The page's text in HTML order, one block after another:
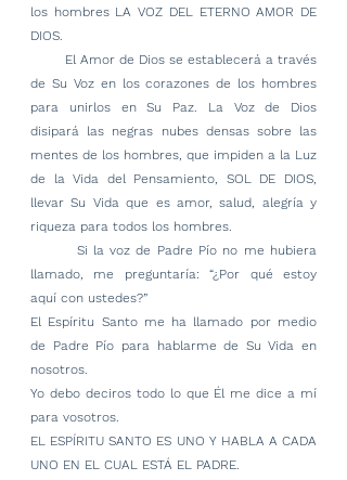
los hombres LA VOZ DEL ETERNO AMOR DE
DIOS.
de Su Voz en los corazones de los hombres
para unirlos en Su Paz. La Voz de Dios
disipará las negras nubes densas sobre las
mentes de los hombres, que impiden a la Luz
de la Vida del Pensamiento, SOL DE DIOS,
llevar Su Vida que es amor, salud, alegría y
riqueza para todos los hombres.
llamado, me preguntaría: “¿Por qué estoy
aquí con ustedes?”
El Espíritu Santo me ha llamado por medio
de Padre Pío para hablarme de Su Vida en
nosotros.
Yo debo deciros todo lo que Él me dice a mí
para vosotros.
EL ESPÍRITU SANTO ES UNO Y HABLA A CADA
UNO EN EL CUAL ESTÁ EL PADRE.